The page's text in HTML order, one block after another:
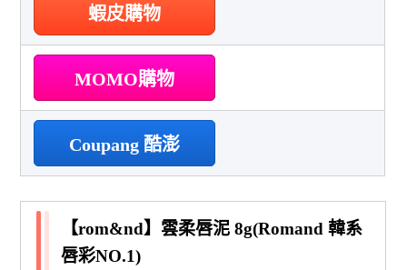
蝦皮購物
MOMO購物
Coupang 酷澎
【rom&nd】雲柔唇泥 8g(Romand 韓系
唇彩NO.1)